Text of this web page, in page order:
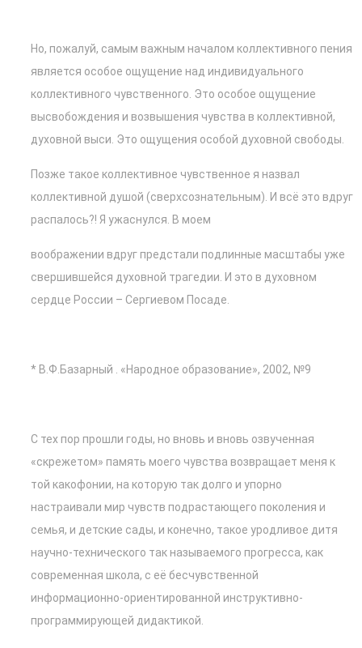
Но, пожалуй, самым важным началом коллективного пения
является особое ощущение над индивидуального
коллективного чувственного. Это особое ощущение
высвобождения и возвышения чувства в коллективной,
духовной выси. Это ощущения особой духовной свободы.
Позже такое коллективное чувственное я назвал
коллективной душой (сверхсознательным). И всё это вдруг
распалось?! Я ужаснулся. В моем
воображении вдруг предстали подлинные масштабы уже
свершившейся духовной трагедии. И это в духовном
сердце России – Сергиевом Посаде.
* В.Ф.Базарный . «Народное образование», 2002, №9
С тех пор прошли годы, но вновь и вновь озвученная
«скрежетом» память моего чувства возвращает меня к
той какофонии, на которую так долго и упорно
настраивали мир чувств подрастающего поколения и
семья, и детские сады, и конечно, такое уродливое дитя
научно-технического так называемого прогресса, как
современная школа, с её бесчувственной
информационно-ориентированной инструктивно-
программирующей дидактикой.